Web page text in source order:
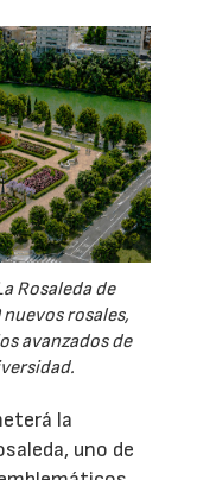
Rosaleda de
rosales,
avanzados de
la
uno de